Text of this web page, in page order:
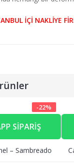
İÇİ NAKLİYE
-22%
SIPARIŞ
– Sambreado